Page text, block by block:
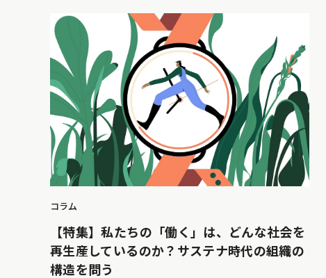
コラム
【特集】私たちの「働く」は、どんな社会を
再生産しているのか？サステナ時代の組織の
構造を問う